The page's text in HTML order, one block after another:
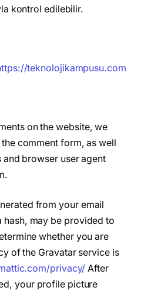
kontrol edilebilir.
teknolojikampusu.com
on the website, we
comment form, as well
and browser user agent
from your email
hash, may be provided to
whether you are
of the Gravatar service is
privacy/ After
your profile picture